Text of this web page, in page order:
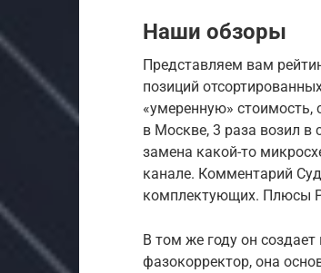
Наши обзоры
Представляем вам
позиций
«умеренную»
в Москве, 3 раза возил
замена какой-то
канале. Комментарий
комплектующих. Плюсы
В том же году он
фазокорректор, она